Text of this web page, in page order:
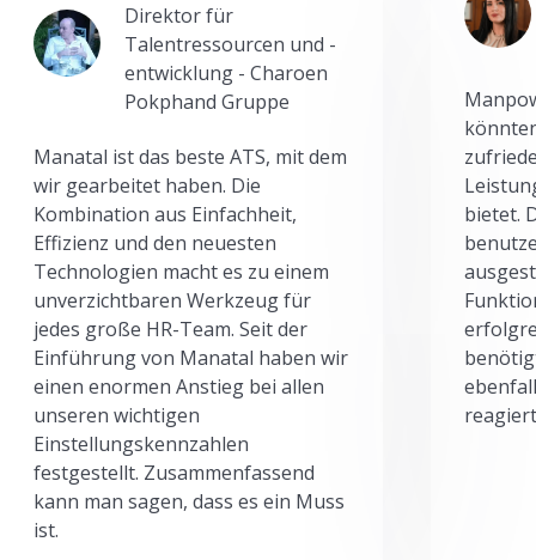
Direktor für
Talentressourcen und -
entwicklung - Charoen
Pokphand Gruppe
Manatal ist das beste ATS, mit dem
wir gearbeitet haben. Die
Kombination aus Einfachheit,
Effizienz und den neuesten
Technologien macht es zu einem
unverzichtbaren Werkzeug für
jedes große HR-Team. Seit der
Einführung von Manatal haben wir
einen enormen Anstieg bei allen
unseren wichtigen
Einstellungskennzahlen
festgestellt. Zusammenfassend
kann man sagen, dass es ein Muss
ist.
bietet.